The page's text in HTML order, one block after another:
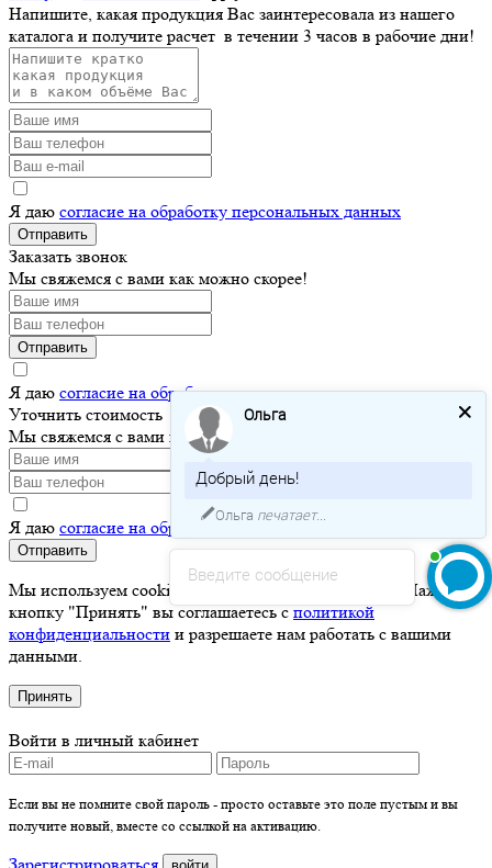
Напишите, какая продукция Вас заинтересовала из нашего
каталога и получите расчет в течении 3 часов в рабочие дни!
Я даю согласие на обработку персональных данных
Отправить
Заказать звонок
Мы свяжемся с вами как можно скорее!
Отправить
Я даю согласие на обработку персональных данных
Уточнить стоимость
Мы свяжемся с вами как можно скорее!
Я даю согласие на обработку персональных данных
Отправить
Мы используем cookie для хранения ваших данных. Нажимая
кнопку "Принять" вы соглашаетесь сполитикой
конфиденциальности и разрешаете нам работать с вашими
данными.
Принять
Войти в личный кабинет
Если вы не помните свой пароль - просто оставьте это поле пустым и вы
получите новый, вместе со ссылкой на активацию.
Зарегистрироваться
Введите сообщение
Ольга
Добрый день!
Ольга печатает...